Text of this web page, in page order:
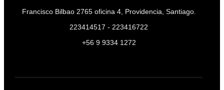
Francisco Bilbao 2765 oficina 4, Providencia, Santiago.
223414517 - 223416722
+56 9 9334 1272